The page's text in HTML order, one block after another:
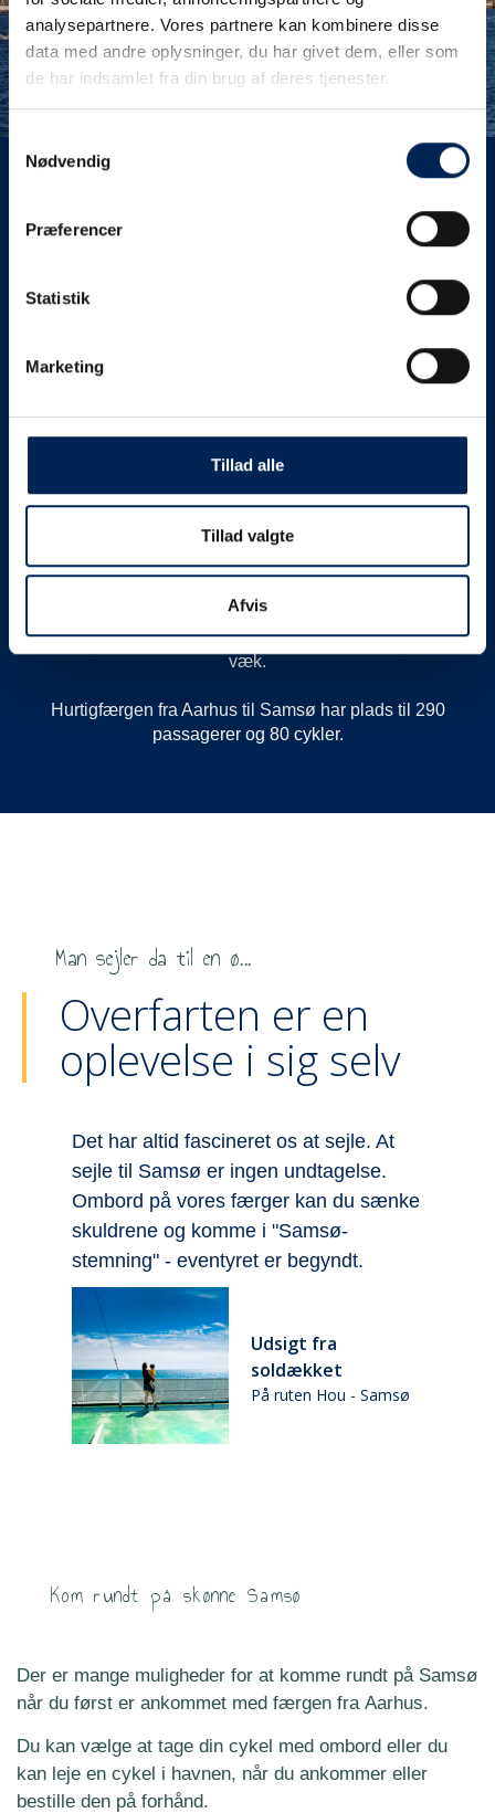
analysepartnere. Vores partnere kan kombinere disse
data med andre oplysninger, du har givet dem, eller som
de har indsamlet fra din brug af deres tjenester.
Samtykkevalg
Nødvendig
Præferencer
Statistik
Marketing
Tillad alle
Tillad valgte
Afvis
Hurtigfærge fra Aarhus til
Vores hurtigfærge Lilleøre forbinder smilets by med
Samsø.
Vi sejler fra Dokk1 midt i Aarhus centrum til skønne
Se sejlplan Aarhus til Samsø øverst på denne side.
Dokk1 ligger 100 meter fra Letbanen, og byens
gågade med caféer og butikker er få minutters gang
væk.
Hurtigfærgen fra Aarhus til Samsø har plads til 290
passagerer og 80 cykler.
Man sejler da til en ø...
Overfarten er en
oplevelse i sig selv
Det har altid fascineret os at sejle. At
sejle til Samsø er ingen undtagelse.
Ombord på vores færger kan du sænke
skuldrene og komme i "Samsø-
stemning" - eventyret er begyndt.
Udsigt fra
soldækket
På ruten Hou - Samsø
Kom rundt på skønne Samsø
Der er mange muligheder for at komme rundt på Samsø
når du først er ankommet med færgen fra Aarhus.
Du kan vælge at tage din cykel med ombord eller du
kan leje en cykel i havnen, når du ankommer eller
bestille den på forhånd.